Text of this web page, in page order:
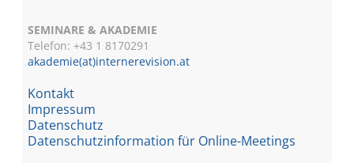
SEMINARE & AKADEMIE
Telefon: +43 18170291
akademie(at)internerevision.at
Kontakt
Impressum
Datenschutz
Datenschutzinformation für Online-Meetings